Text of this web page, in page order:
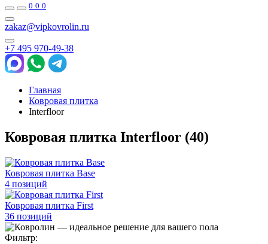
0 0 0
zakaz@vipkovrolin.ru
+7 495 970-49-38
Главная
Ковровая плитка
Interfloor
Ковровая плитка Interfloor (40)
Ковровая плитка Base
4 позиций
Ковровая плитка First
36 позиций
Фильтр: